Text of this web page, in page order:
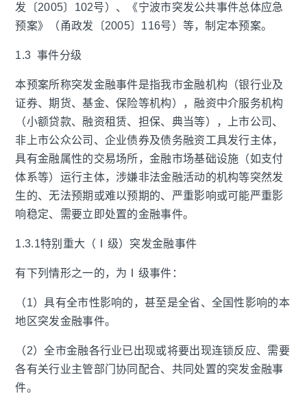
发〔2005〕102号）、《宁波市突发公共事件总体应急
预案》（甬政发〔2005〕116号）等，制定本预案。
1.3 事件分级
本预案所称突发金融事件是指我市金融机构（银行业及
证券、期货、基金、保险等机构），融资中介服务机构
（小额贷款、融资租赁、担保、典当等），上市公司、
非上市公众公司、企业债券及债务融资工具发行主体，
具有金融属性的交易场所，金融市场基础设施（如支付
体系等）运行主体，涉嫌非法金融活动的机构等突然发
生的、无法预期或难以预期的、严重影响或可能严重影
响稳定、需要立即处置的金融事件。
1.3.1特别重大（Ⅰ级）突发金融事件
有下列情形之一的，为Ⅰ级事件：
（1）具有全市性影响的，甚至是全省、全国性影响的本
地区突发金融事件。
（2）全市金融各行业已出现或将要出现连锁反应、需要
各有关行业主管部门协同配合、共同处置的突发金融事
件。